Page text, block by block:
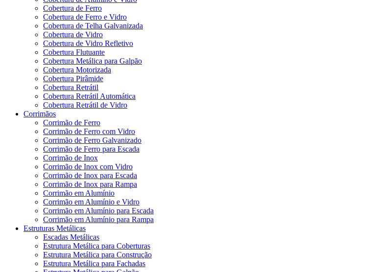
Cobertura de Ferro
Cobertura de Ferro e Vidro
Cobertura de Telha Galvanizada
Cobertura de Vidro
Cobertura de Vidro Refletivo
Cobertura Flutuante
Cobertura Metálica para Galpão
Cobertura Motorizada
Cobertura Pirâmide
Cobertura Retrátil
Cobertura Retrátil Automática
Cobertura Retrátil de Vidro
Corrimãos
Corrimão de Ferro
Corrimão de Ferro com Vidro
Corrimão de Ferro Galvanizado
Corrimão de Ferro para Escada
Corrimão de Inox
Corrimão de Inox com Vidro
Corrimão de Inox para Escada
Corrimão de Inox para Rampa
Corrimão em Alumínio
Corrimão em Alumínio e Vidro
Corrimão em Alumínio para Escada
Corrimão em Alumínio para Rampa
Estruturas Metálicas
Escadas Metálicas
Estrutura Metálica para Coberturas
Estrutura Metálica para Construção
Estrutura Metálica para Fachadas